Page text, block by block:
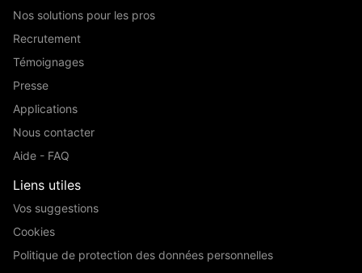
Nos solutions pour les pros
Recrutement
Témoignages
Presse
Applications
Nous contacter
Aide - FAQ
Liens utiles
Vos suggestions
Cookies
Politique de protection des données personnelles